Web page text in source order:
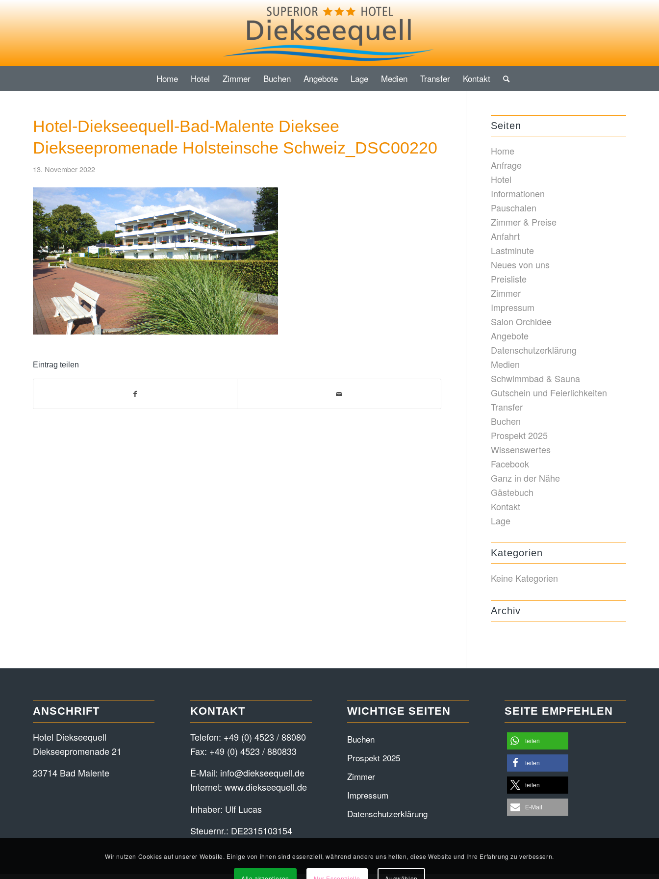
Home Hotel Zimmer Buchen Angebote Lage Medien Transfer Kontakt
Hotel-Diekseequell-Bad-Malente Dieksee
Diekseepromenade Holsteinsche Schweiz_DSC00220
13. November 2022
Eintrag teilen
Seiten
Home
Anfrage
Hotel
Informationen
Pauschalen
Zimmer & Preise
Anfahrt
Lastminute
Neues von uns
Preisliste
Zimmer
Impressum
Salon Orchidee
Angebote
Datenschutzerklärung
Medien
Schwimmbad & Sauna
Gutschein und Feierlichkeiten
Transfer
Buchen
Prospekt 2025
Wissenswertes
Facebook
Ganz in der Nähe
Gästebuch
Kontakt
Lage
Kategorien
Keine Kategorien
Archiv
ANSCHRIFT
Hotel Diekseequell
Diekseepromenade 21
23714 Bad Malente
KONTAKT
Telefon: +49 (0) 4523 / 88080
Fax: +49 (0) 4523 / 880833
E-Mail: info@diekseequell.de
Internet: www.diekseequell.de
Inhaber: Ulf Lucas
Steuernr.: DE2315103154
WICHTIGE SEITEN
Buchen
Prospekt 2025
Zimmer
Impressum
Datenschutzerklärung
SEITE EMPFEHLEN
teilen
teilen
teilen
E-Mail
Wir nutzen Cookies auf unserer Website. Einige von ihnen sind essenziell, während andere uns helfen, diese Website und Ihre Erfahrung zu verbessern.